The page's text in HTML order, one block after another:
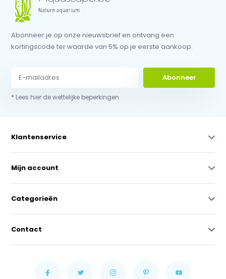
Abonneer je op onze nieuwsbrief en ontvang een
kortingscode ter waarde van 5% op je eerste aankoop.
Abonneer
* Lees hier de wettelijke beperkingen
Klantenservice
Mijn account
Categorieën
Contact